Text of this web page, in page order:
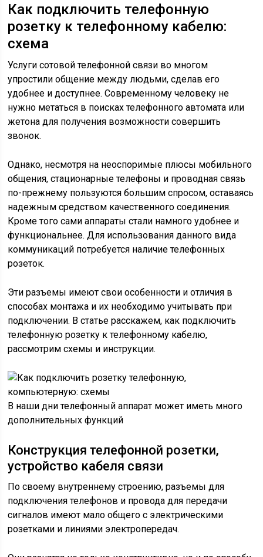
Как подключить телефонную
розетку к телефонному кабелю:
схема
Услуги сотовой телефонной связи во многом
упростили общение между людьми, сделав его
удобнее и доступнее. Современному человеку не
нужно метаться в поисках телефонного автомата или
жетона для получения возможности совершить
звонок.
Однако, несмотря на неоспоримые плюсы мобильного
общения, стационарные телефоны и проводная связь
по-прежнему пользуются большим спросом, оставаясь
надежным средством качественного соединения.
Кроме того сами аппараты стали намного удобнее и
функциональнее. Для использования данного вида
коммуникаций потребуется наличие телефонных
розеток.
Эти разъемы имеют свои особенности и отличия в
способах монтажа и их необходимо учитывать при
подключении. В статье расскажем, как подключить
телефонную розетку к телефонному кабелю,
рассмотрим схемы и инструкции.
В наши дни телефонный аппарат может иметь много
дополнительных функций
Конструкция телефонной розетки,
устройство кабеля связи
По своему внутреннему строению, разъемы для
подключения телефонов и провода для передачи
сигналов имеют мало общего с электрическими
розетками и линиями электропередач.